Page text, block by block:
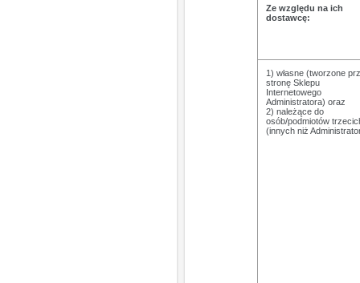
Ze względu na ich
dostawcę:
1) własne (tworzone
stronę Sklepu
Internetowego
Administratora) oraz
2) należące do
osób/podmiotów
(innych niż